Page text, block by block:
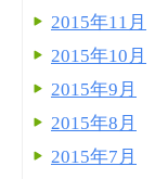
2015年11月
2015年10月
2015年9月
2015年8月
2015年7月